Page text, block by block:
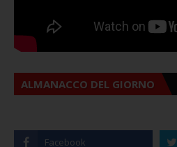
ALMANACCO DEL GIORNO